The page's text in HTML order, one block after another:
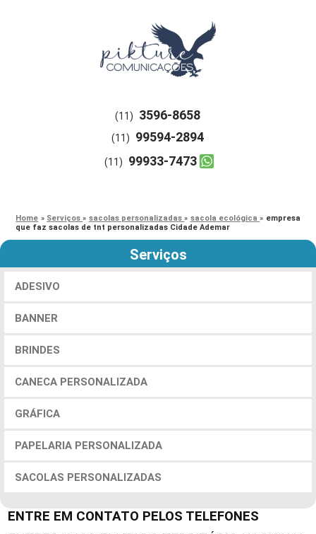
(11) 3596-8658
(11) 99594-2894
(11) 99933-7473
Home » Serviços» sacolas personalizadas» sacola ecológica» empresa
que faz sacolas de tnt personalizadas Cidade Ademar
Serviços
ADESIVO
BANNER
BRINDES
CANECA PERSONALIZADA
GRÁFICA
PAPELARIA PERSONALIZADA
SACOLAS PERSONALIZADAS
ENTRE EM CONTATO PELOS TELEFONES